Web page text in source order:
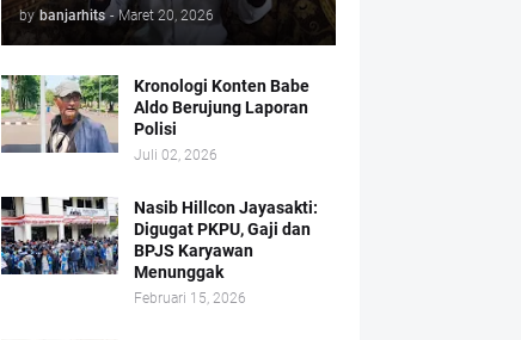
by banjarhits - Maret 20, 2026
Kronologi Konten Babe
Aldo Berujung Laporan
Polisi
Juli 02, 2026
Nasib Hillcon Jayasakti:
Digugat PKPU, Gaji dan
BPJS Karyawan
Menunggak
Februari 15, 2026